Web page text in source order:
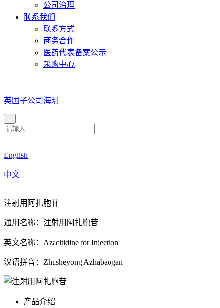
公司治理
联系我们
联系方式
商务合作
医药代表备案公示
采购中心
英国子公司海玥
English
中文
注射用阿扎胞苷
通用名称：注射用阿扎胞苷
英文名称：Azacitidine for Injection
汉语拼音：Zhusheyong Azhabaogan
产品介绍